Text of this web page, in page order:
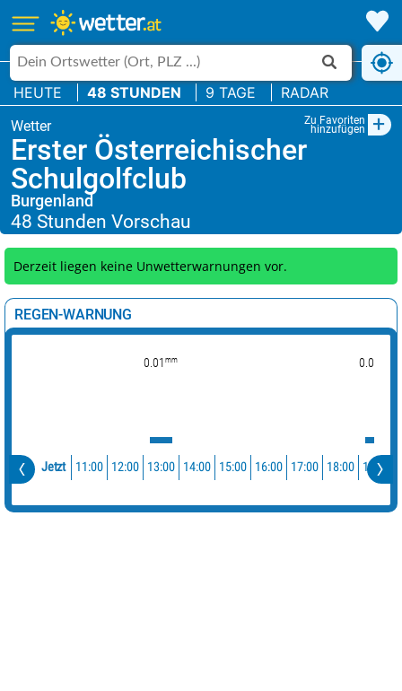
HEUTE 48 STUNDEN 9 TAGE RADAR
Zu Favoriten
hinzufügen +
Erster Österreichischer
Schulgolfclub
Burgenland
Derzeit liegen keine Unwetterwarnungen vor.
REGEN-WARNUNG
0.01 mm 0.01
Jetzt 11:00 12:00 13:00 14:00 15:00 16:00 17:00 18:00 19:00